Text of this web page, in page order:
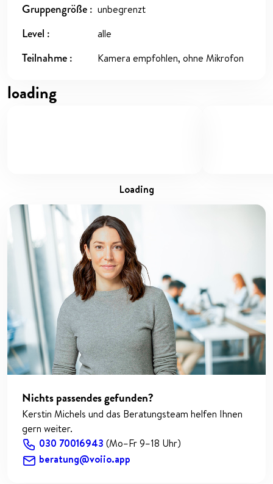
Gruppengröße unbegrenzt
Level alle
Teilnahme Kamera empfohlen, ohne Mikrofon
loading
loading
Nichts passendes gefunden?
Kerstin Michels und das Beratungsteam helfen Ihnen
gern weiter.
030 70016943 (Mo–Fr 9–18 Uhr)
beratung@voiio.app